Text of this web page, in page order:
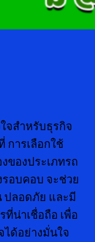
จสำหรับธุรกิจ
การเลือกใช้
ของประเภทรถ
อบคอบ จะช่วย
ปลอดภัย และมี
น่าเชื่อถือ เพื่อ
ด้อย่างมั่นใจ